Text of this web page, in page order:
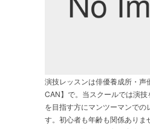
演技レッスンは俳優養成所・声
CAN】で。当スクールでは演技
を目指す方にマンツーマンでの
す。初心者も年齢も関係ありま